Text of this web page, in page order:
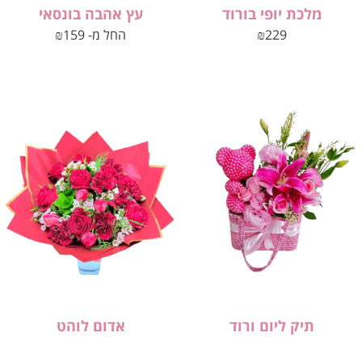
מלכת יופי בורוד
₪229
עץ אהבה בונסאי
החל מ- ₪159
תיק ליום ורוד אדום לוהט